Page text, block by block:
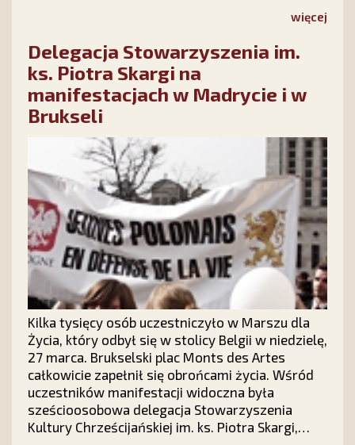
pokojowego charakteru akcji na terenie kampusu
zdewastowany, a jeden z wolontariuszy opluty.
Ponad 250 rozwścieczonych pederastów
wyzywało ich i odgrażało się, że się z nimi
„rozprawią” poza terenem kampusu.
więcej
Delegacja Stowarzyszenia im.
ks. Piotra Skargi na
manifestacjach w Madrycie i w
Brukseli
Kilka tysięcy osób uczestniczyło w Marszu dla
Życia, który odbył się w stolicy Belgii w niedzielę,
27 marca. Brukselski plac Monts des Artes
całkowicie zapełnił się obrońcami życia. Wśród
uczestników manifestacji widoczna była
sześcioosobowa delegacja Stowarzyszenia
Kultury Chrześcijańskiej im. ks. Piotra Skargi,